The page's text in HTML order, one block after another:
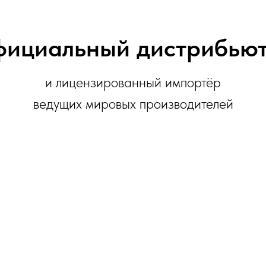
и лицензированный импортёр
ведущих мировых производителей